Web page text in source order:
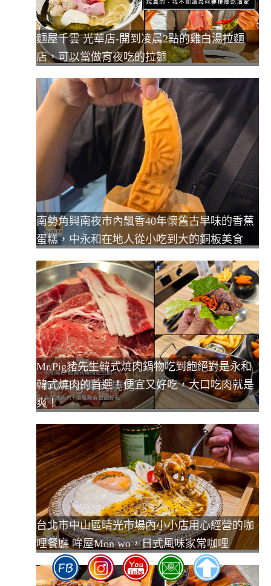
麵屋千雲 光華店-開到凌晨2點的雞白湯拉麵
店，可以當做宵夜吃的拉麵
南勢角興南夜市內飄香40年懷舊古早味的香蕉
蛋糕，中永和在地人從小吃到大的銅板美食
Mr.Pig豬先生韓式燒肉鍋物吃到飽絕對是永和
韓式燒肉的首選！便宜又好吃，大口吃肉就是
爽！
台北市中山區晴光市場內小小店用心經營的咖
哩餐廳 哞屋Mon wo，日式風味家常咖哩